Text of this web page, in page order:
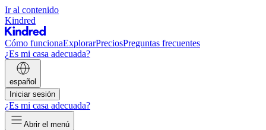
Ir al contenido
Kindred
Cómo funcionaExplorarPreciosPreguntas frecuentes
¿Es mi casa adecuada?
español
Iniciar sesión
¿Es mi casa adecuada?
Abrir el menú